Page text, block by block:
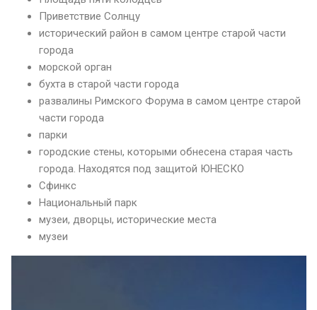
Приветствие Солнцу
исторический район в самом центре старой части
города
морской орган
бухта в старой части города
развалины Римского Форума в самом центре старой
части города
парки
городские стены, которыми обнесена старая часть
города. Находятся под защитой ЮНЕСКО
Сфинкс
Национальный парк
музеи, дворцы, исторические места
музеи